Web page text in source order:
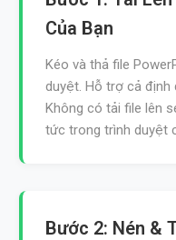
Của Bạn
Kéo và thả file
duyệt. Hỗ trợ cả định
Không có tải file lên
tức trong trình duyệt
Bước 2: Nén &